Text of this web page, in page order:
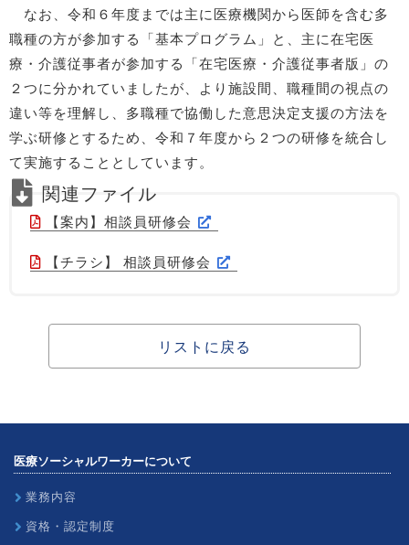
なお、令和６年度までは主に医療機関から医師を含む多
職種の方が参加する「基本プログラム」と、主に在宅医
療・介護従事者が参加する「在宅医療・介護従事者版」の
２つに分かれていましたが、より施設間、職種間の視点の
違い等を理解し、多職種で協働した意思決定支援の方法を
学ぶ研修とするため、令和７年度から２つの研修を統合し
て実施することとしています。
【案内】相談員研修会
【チラシ】 相談員研修会
リストに戻る
医療ソーシャルワーカーについて
業務内容
資格・認定制度